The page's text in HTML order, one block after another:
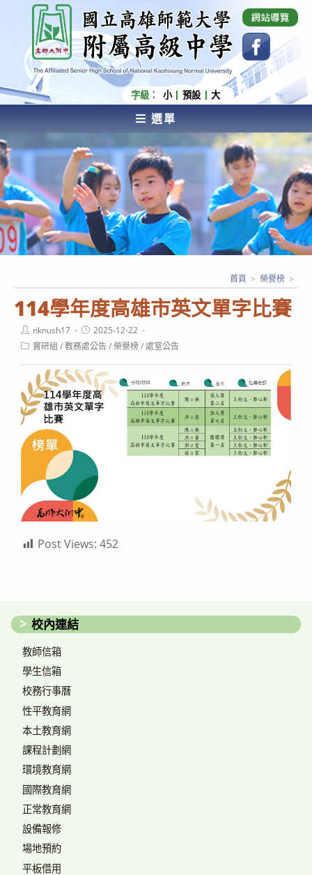
內
容
國立高雄師範大學附屬高級中學 Affiliated Senior
High School of National Kaohsiung Normal
University
字級： 小 預設 大
選單
AFFILIATED SENIOR HIGH SCHOOL OF NATIONAL
KAOHSIUNG NORMAL UNIVERSITY
114學年度高雄市英文單字比賽
首頁 > 榮譽榜 >
Post
author:
nknush17
Post
published:
2025-12-22
Post實研組 /教務處公告/榮譽榜/處室公告
Post Views: 452
校內連結
教師信箱
學生信箱
校務行事曆
性平教育網
本土教育網
課程計劃網
環境教育網
國際教育網
正常教育網
設備報修
場地預約
平板借用